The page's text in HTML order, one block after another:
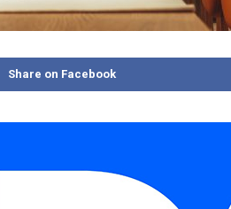
Share on Facebook